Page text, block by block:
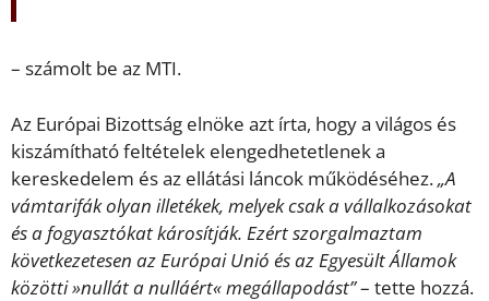
– számolt be az MTI.
Az Európai Bizottság elnöke azt írta, hogy a világos és
kiszámítható feltételek elengedhetetlenek a
kereskedelem és az ellátási láncok működéséhez.„A
vámtarifák olyan illetékek, melyek csak a vállalkozásokat
és a fogyasztókat károsítják. Ezért szorgalmaztam
következetesen az Európai Unió és az Egyesült Államok
közötti »nullát a nulláért« megállapodást”– tette hozzá.